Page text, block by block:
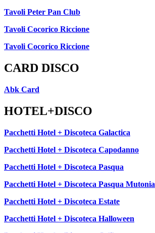
Tavoli Peter Pan Club
Tavoli Cocorico Riccione
Tavoli Cocorico Riccione
CARD DISCO
Abk Card
HOTEL+DISCO
Pacchetti Hotel + Discoteca Galactica
Pacchetti Hotel + Discoteca Capodanno
Pacchetti Hotel + Discoteca Pasqua
Pacchetti Hotel + Discoteca Pasqua Mutonia
Pacchetti Hotel + Discoteca Estate
Pacchetti Hotel + Discoteca Halloween